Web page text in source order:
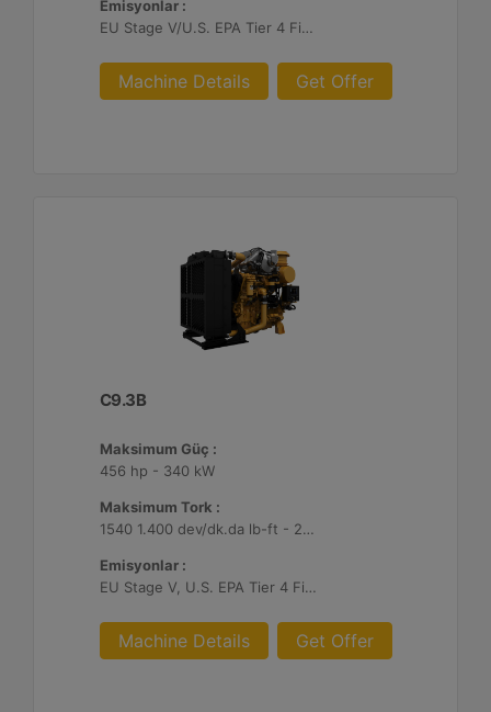
Emisyonlar :
EU Stage V/U.S. EPA Tier 4 Final/ Japan 2014 (Tier 4 Final)
Machine Details Get Offer
C9.3B
Maksimum Güç :
456 hp - 340 kW
Maksimum Tork :
1540 1.400 dev/dk.da lb-ft - 2088 1.400 dev/dk.da Nm
Emisyonlar :
EU Stage V, U.S. EPA Tier 4 Final, Korea Stage V, Japan 2014 (Tier 4 Final) ve China Nonroad IV
Machine Details Get Offer